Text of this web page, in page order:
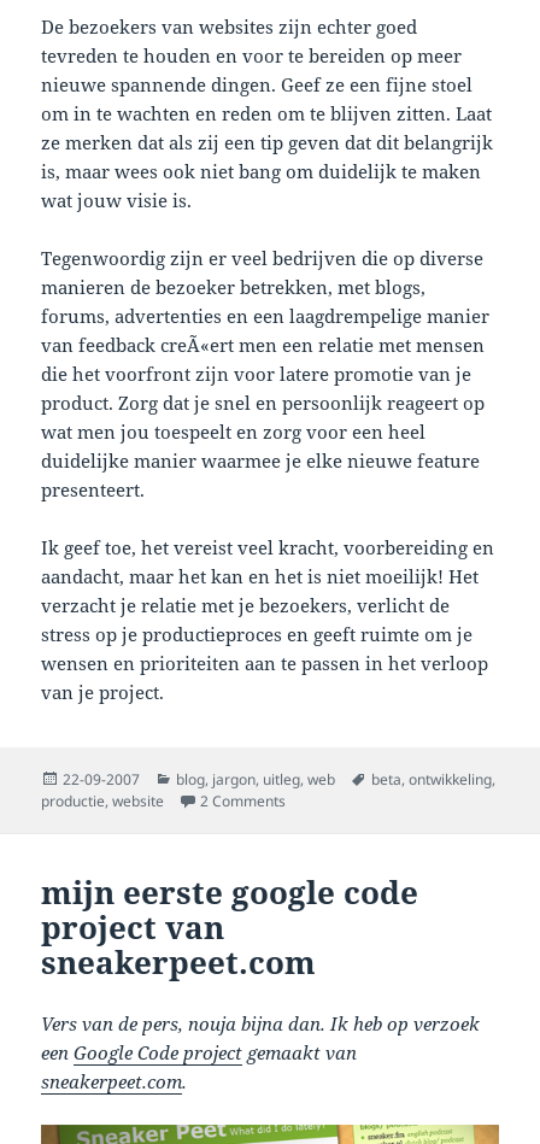
De bezoekers van websites zijn echter goed
tevreden te houden en voor te bereiden op meer
nieuwe spannende dingen. Geef ze een fijne stoel
om in te wachten en reden om te blijven zitten. Laat
ze merken dat als zij een tip geven dat dit belangrijk
is, maar wees ook niet bang om duidelijk te maken
wat jouw visie is.
Tegenwoordig zijn er veel bedrijven die op diverse
manieren de bezoeker betrekken, met blogs,
forums, advertenties en eenlaagdrempelige manier
van feedback creÃ«ert men een relatie met mensen
die het voorfront zijn voor latere promotie van je
product. Zorg dat je snel en persoonlijk reageert op
wat men jou toespeelt en zorg voor een heel
duidelijke manier waarmee je elke nieuwe feature
presenteert.
Ik geef toe, het vereist veel kracht, voorbereiding en
aandacht, maar het kan en het is niet moeilijk! Het
verzacht je relatie met je bezoekers, verlicht de
stress op je productieproces en geeft ruimte om je
wensen en prioriteiten aan te passen in het verloop
van je project.
Posted
on
22-09-2007 Categories
blog, jargon, uitleg,web Tags
beta,ontwikkeling,
productie,website 2 Comments
mijn eerste google code
project van
sneakerpeet.com
Vers van de pers, nouja bijna dan. Ik heb op verzoek
eenGoogle Code project gemaakt van
sneakerpeet.com.